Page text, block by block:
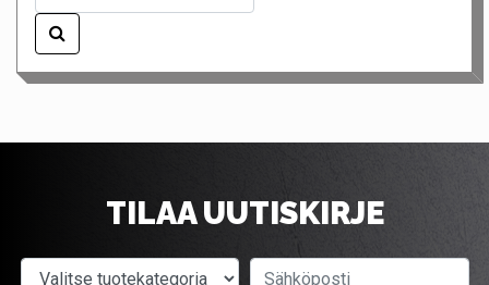
TILAA UUTISKIRJE
Valitse tuotekategoria